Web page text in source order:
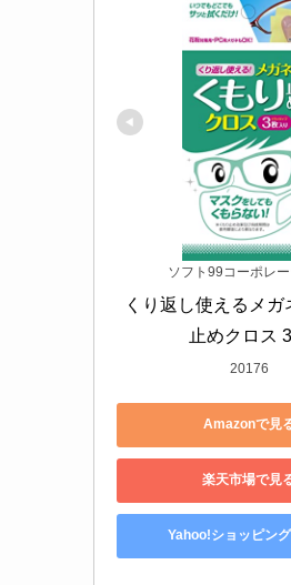
ソフト99コーポレ
くり返し使えるメガ
止めクロス
20176
Amazonで見
楽天市場で見
Yahoo!ショッピン